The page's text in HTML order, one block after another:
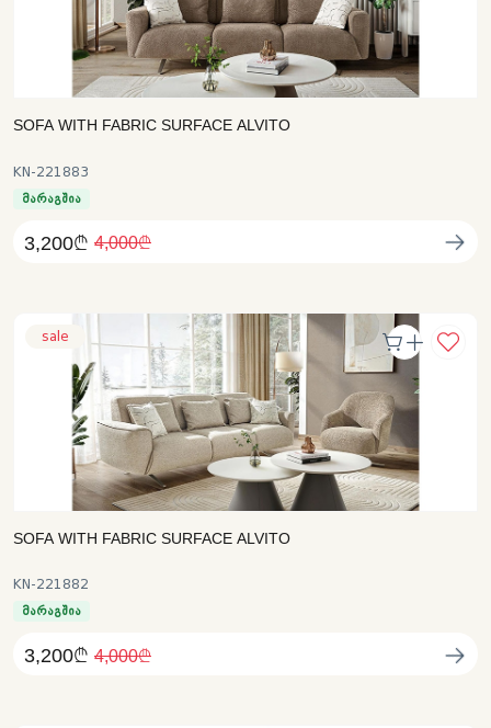
SOFA WITH FABRIC SURFACE ALVITO
KN-221883
მარაგშია
3,200₾ 4,000₾
sale
SOFA WITH FABRIC SURFACE ALVITO
KN-221882
მარაგშია
3,200₾ 4,000₾